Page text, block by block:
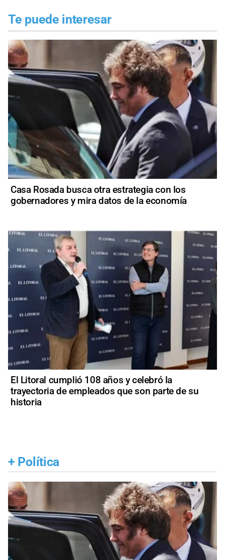
Te puede interesar
Casa Rosada busca otra estrategia con los
gobernadores y mira datos de la economía
El Litoral cumplió 108 años y celebró la
trayectoria de empleados que son parte de su
historia
+ Política